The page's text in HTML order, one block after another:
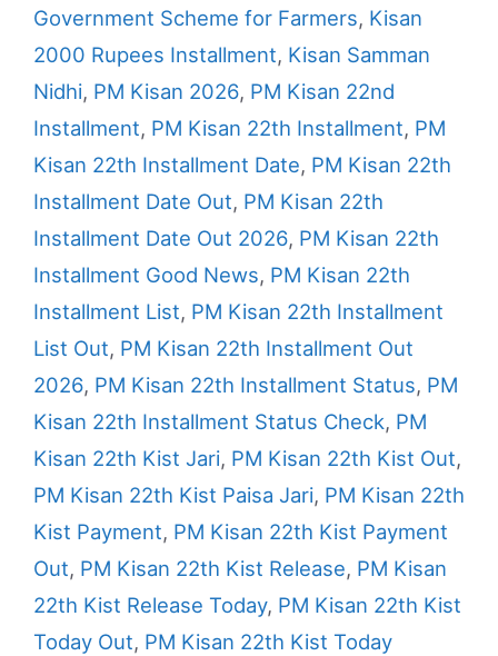
Government Scheme for Farmers, Kisan
2000 Rupees Installment, Kisan Samman
Nidhi, PM Kisan 2026, PM Kisan 22nd
Installment, PM Kisan 22th Installment, PM
Kisan 22th Installment Date, PM Kisan 22th
Installment Date Out, PM Kisan 22th
Installment Date Out 2026, PM Kisan 22th
Installment Good News, PM Kisan 22th
Installment List, PM Kisan 22th Installment
List Out, PM Kisan 22th Installment Out
2026, PM Kisan 22th Installment Status, PM
Kisan 22th Installment Status Check, PM
Kisan 22th Kist Jari, PM Kisan 22th Kist Out,
PM Kisan 22th Kist Paisa Jari, PM Kisan 22th
Kist Payment, PM Kisan 22th Kist Payment
Out, PM Kisan 22th Kist Release, PM Kisan
22th Kist Release Today, PM Kisan 22th Kist
Today Out, PM Kisan 22th Kist Today